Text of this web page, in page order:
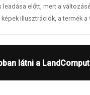
előtt, mert a
illusztrációk, a termék a
látni a